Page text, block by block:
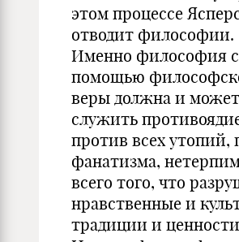
этом процессе
отводит философии.
Именно философия с
помощью
веры должна и может
служить
против всех утопий,
фанатизма,
всего того, что
нравственные и
традиции и